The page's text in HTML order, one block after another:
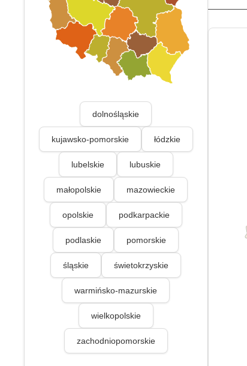
dolnośląskie
kujawsko-pomorskie łódzkie
lubelskie lubuskie
małopolskie mazowieckie
opolskie podkarpackie
podlaskie pomorskie
śląskie świetokrzyskie
warmińsko-mazurskie
wielkopolskie
zachodniopomorskie